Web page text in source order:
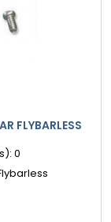
FLYBARLESS
0